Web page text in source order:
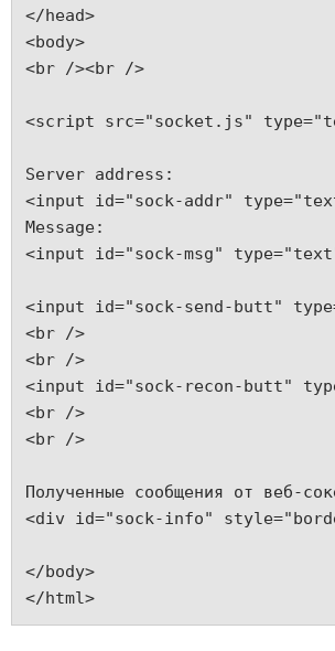
</head>
<body>
<br /><br />
<script src="socket.js"
Server address:
<input id="sock-addr"
Message:
<input id="sock-msg"
<input id="sock-send-butt"
<br />
<br />
<input id="sock-recon-butt"
<br />
<br />
Полученные сообщения от веб-
<div id="sock-info"
</body>